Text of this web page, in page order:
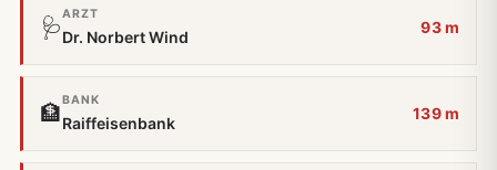
🩺
ARZT
Dr. Norbert Wind
93 m
🏦
BANK
Raiffeisenbank
139 m